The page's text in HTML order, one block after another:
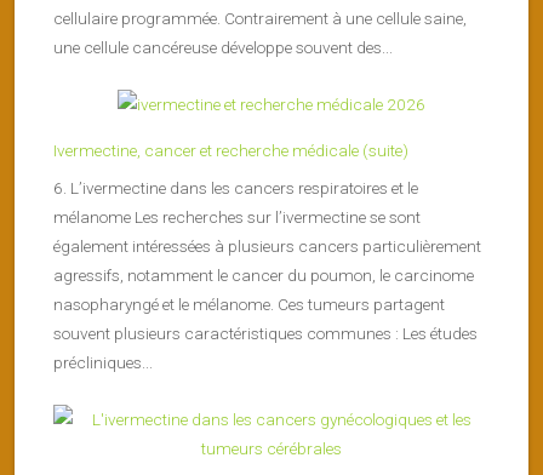
cellulaire programmée. Contrairement à une cellule saine,
une cellule cancéreuse développe souvent des...
Ivermectine, cancer et recherche médicale (suite)
6. L’ivermectine dans les cancers respiratoires et le
mélanome Les recherches sur l’ivermectine se sont
également intéressées à plusieurs cancers particulièrement
agressifs, notamment le cancer du poumon, le carcinome
nasopharyngé et le mélanome. Ces tumeurs partagent
souvent plusieurs caractéristiques communes : Les études
précliniques...